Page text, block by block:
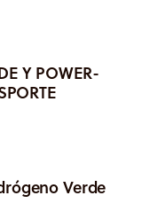
Y POWER-
Verde